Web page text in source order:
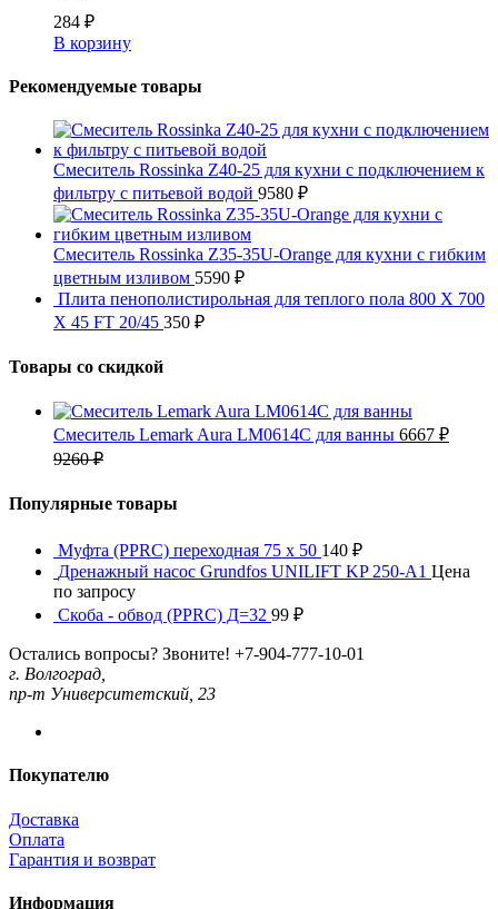
284 ₽
В корзину
Рекомендуемые товары
Смеситель Rossinka Z40-25 для кухни с подключением к
фильтру с питьевой водой 9580 ₽
Смеситель Rossinka Z35-35U-Orange для кухни с гибким
цветным изливом 5590 ₽
Плита пенополистирольная для теплого пола 800 X 700
X 45 FT 20/45 350 ₽
Товары со скидкой
Смеситель Lemark Aura LM0614C для ванны 6667 ₽
9260₽
Популярные товары
Муфта (PPRC) переходная 75 x 50 140 ₽
Дренажный насос Grundfos UNILIFT KP 250-A1 Цена
по запросу
Скоба - обвод (PPRC) Д=32 99 ₽
Остались вопросы? Звоните! +7-904-777-10-01
г. Волгоград,
пр-т Университетский, 23
Покупателю
Доставка
Оплата
Гарантия и возврат
Информация